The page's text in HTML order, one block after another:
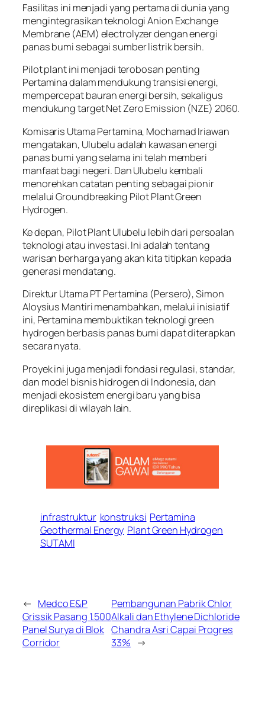
Fasilitas ini menjadi yang pertama di dunia yang
mengintegrasikan teknologi Anion Exchange
Membrane (AEM) electrolyzer dengan energi
panas bumi sebagai sumber listrik bersih.
Pilot plant ini menjadi terobosan penting
Pertamina dalam mendukung transisi energi,
mempercepat bauran energi bersih, sekaligus
mendukung target Net Zero Emission (NZE) 2060.
Komisaris Utama Pertamina, Mochamad Iriawan
mengatakan, Ulubelu adalah kawasan energi
panas bumi yang selama ini telah memberi
manfaat bagi negeri. Dan Ulubelu kembali
menorehkan catatan penting sebagai pionir
melalui Groundbreaking Pilot Plant Green
Hydrogen.
Ke depan, Pilot Plant Ulubelu lebih dari persoalan
teknologi atau investasi. Ini adalah tentang
warisan berharga yang akan kita titipkan kepada
generasi mendatang.
Direktur Utama PT Pertamina (Persero), Simon
Aloysius Mantiri menambahkan, melalui inisiatif
ini, Pertamina membuktikan teknologi green
hydrogen berbasis panas bumi dapat diterapkan
secara nyata.
Proyek ini juga menjadi fondasi regulasi, standar,
dan model bisnis hidrogen di Indonesia, dan
menjadi ekosistem energi baru yang bisa
direplikasi di wilayah lain.
infrastruktur konstruksi Pertamina
Geothermal Energy Plant Green Hydrogen
SUTAMI
← Medco E&P
Grissik Pasang 1.500
Panel Surya di Blok
Corridor
Pembangunan Pabrik Chlor
Alkali dan Ethylene Dichloride
Chandra Asri Capai Progres
33% →